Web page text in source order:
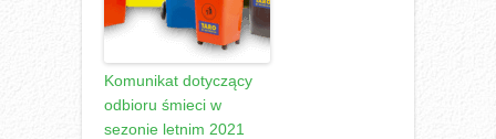
Komunikat dotyczący
odbioru śmieci w
sezonie letnim 2021